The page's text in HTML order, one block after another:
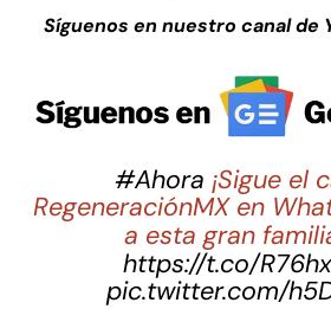
Síguenos en nuestro canal de
#Ahora ¡Sigue el
RegeneraciónMX en
a esta gran
https://t.co/
pic.twitter.com/